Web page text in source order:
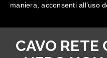
CAVO
maniera, acconsenti all’uso